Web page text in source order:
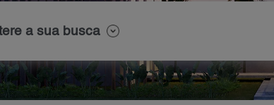
a sua busca